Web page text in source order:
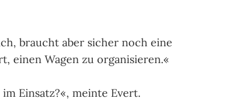
braucht aber sicher noch eine
einen Wagen zu organisieren.«
Einsatz?«, meinte Evert.